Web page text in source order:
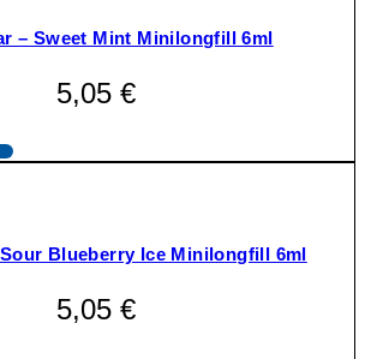
– Sweet Mint Minilongfill 6ml
5,05 €
Blueberry Ice Minilongfill 6ml
5,05 €